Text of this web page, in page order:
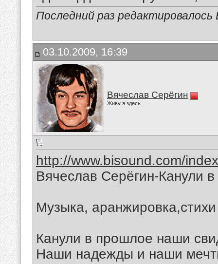
Последний раз
03.10.2009, 16:39
Вячеслав Серёгин
Живу я здесь
http://www.bisound.com/
Вячеслав Серёгин-Канули
Музыка,
Канули в прошлое наши
Наши надежды и наши